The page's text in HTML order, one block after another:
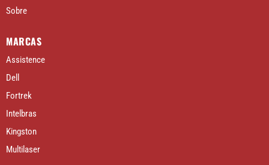
Sobre
MARCAS
Assistence
Dell
Fortrek
Intelbras
Kingston
Multilaser